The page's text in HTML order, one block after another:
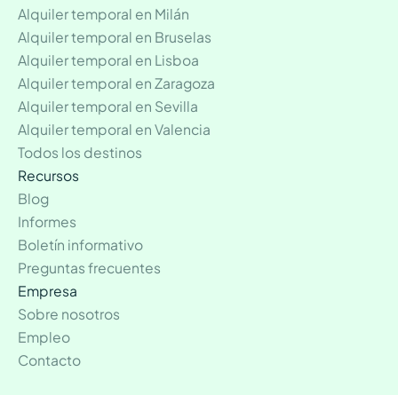
Alquiler temporal en Milán
Alquiler temporal en Bruselas
Alquiler temporal en Lisboa
Alquiler temporal en Zaragoza
Alquiler temporal en Sevilla
Alquiler temporal en Valencia
Todos los destinos
Recursos
Blog
Informes
Boletín informativo
Preguntas frecuentes
Empresa
Sobre nosotros
Empleo
Contacto